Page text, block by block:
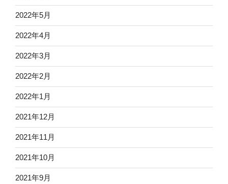
2022年5月
2022年4月
2022年3月
2022年2月
2022年1月
2021年12月
2021年11月
2021年10月
2021年9月